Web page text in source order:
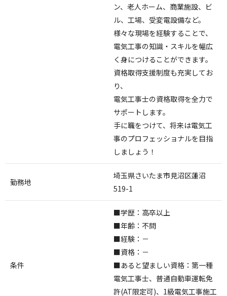
ン、老人ホーム、商業施設、ビ
ル、工場、受変電設備など。
様々な現場を経験することで、
電気工事の知識・スキルを幅広
く身につけることができます。
資格取得支援制度も充実してお
り、
電気工事士の資格取得を全力で
サポートします。
手に職をつけて、将来は電気工
事のプロフェッショナルを目指
しましょう！
勤務地
埼玉県さいたま市見沼区蓮沼
519-1
条件
■学歴：高卒以上
■年齢：不問
■経験：－
■資格：－
■あると望ましい資格： 第一種
電気工事士、 普通自動車運転免
許(AT限定可)、 1級電気工事施工